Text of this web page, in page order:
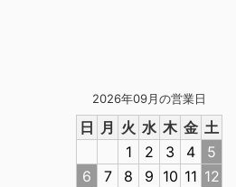
2026年09月の営業日
日 月 火 水 木 金 土
1
2 3 4
5
6
7 8 9 10 11 12